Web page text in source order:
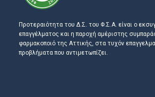
Προτεραιότητα του Δ.Σ. του Φ.Σ.Α. είναι ο
επαγγέλματος και η παροχή αμέριστης
φαρμακοποιό της Αττικής, στα τυχόν
προβλήματα που αντιμετωπίζει.